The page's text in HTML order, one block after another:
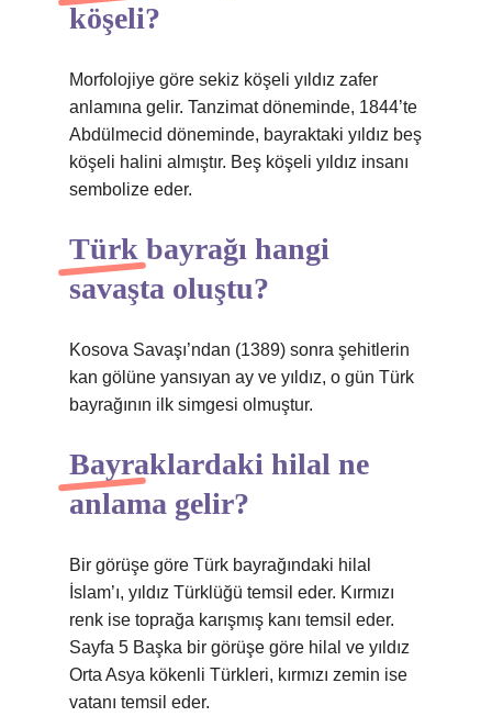
köşeli?
Morfolojiye göre sekiz köşeli yıldız zafer
anlamına gelir. Tanzimat döneminde, 1844’te
Abdülmecid döneminde, bayraktaki yıldız beş
köşeli halini almıştır. Beş köşeli yıldız insanı
sembolize eder.
Türk bayrağı hangi
savaşta oluştu?
Kosova Savaşı’ndan (1389) sonra şehitlerin
kan gölüne yansıyan ay ve yıldız, o gün Türk
bayrağının ilk simgesi olmuştur.
Bayraklardaki hilal ne
anlama gelir?
Bir görüşe göre Türk bayrağındaki hilal
İslam’ı, yıldız Türklüğü temsil eder. Kırmızı
renk ise toprağa karışmış kanı temsil eder.
Sayfa 5 Başka bir görüşe göre hilal ve yıldız
Orta Asya kökenli Türkleri, kırmızı zemin ise
vatanı temsil eder.